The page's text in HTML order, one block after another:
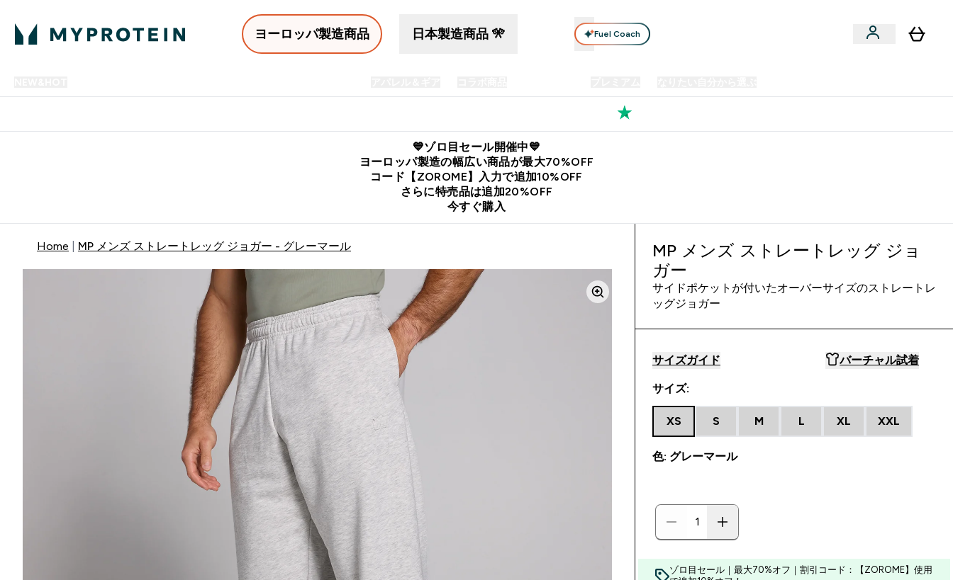
ヨーロッパ製造商品 日本製造商品 🎌 Fuel Coach
💙ゾロ目セール開催中💙
ヨーロッパ製造の幅広い商品が最大70%OFF
コード【ZOROME】入力で追加10%OFF
さらに特売品は追加20%OFF
今すぐ購入
Home MP メンズ ストレートレッグ ジョガー - グレーマール
MP メンズ ストレートレッグ ジョ
ガー
サイドポケットが付いたオーバーサイズのストレートレ
ッグジョガー
サイズガイド バーチャル試着
サイズ:
XS S M L XL XXL
色: グレーマール
ゾロ目セール｜最大70%オフ｜割引コード：【ZOROME】使用